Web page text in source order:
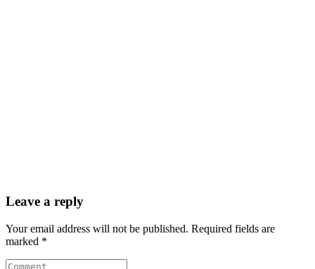
Leave a reply
Your email address will not be published. Required fields are
marked *